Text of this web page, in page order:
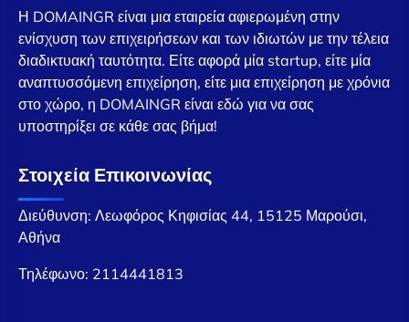
Η DOMAINGR είναι μια εταιρεία αφιερωμένη στην
ενίσχυση των επιχειρήσεων και των ιδιωτών με την τέλεια
διαδικτυακή ταυτότητα. Είτε αφορά μία startup, είτε μία
αναπτυσσόμενη επιχείρηση, είτε μια επιχείρηση με χρόνια
στο χώρο, η DOMAINGR είναι εδώ για να σας
υποστηρίξει σε κάθε σας βήμα!
Στοιχεία Επικοινωνίας
Διεύθυνση: Λεωφόρος Κηφισίας 44, 15125 Μαρούσι,
Αθήνα
Τηλέφωνο: 2114441813